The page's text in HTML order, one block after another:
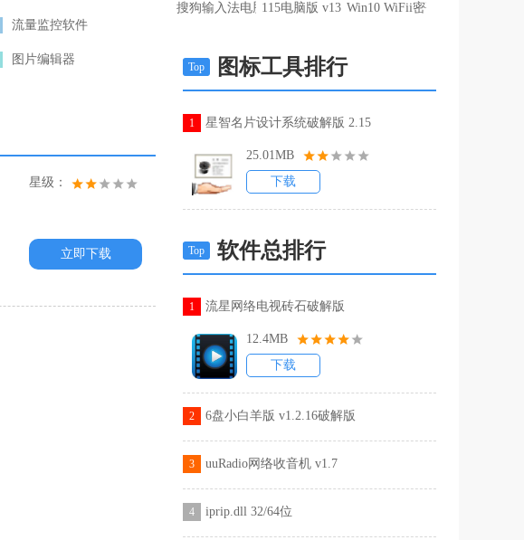
流量监控软件
图片编辑器
星级：
立即下载
搜狗输入法电脑去广告版 v9.7a无广告
115电脑版 v13.0.0.2官方版Win10 WiFii密码查询工具 V1.0
Top 图标工具排行
1 星智名片设计系统破解版 2.15
25.01MB
下载
Top 软件总排行
1 流星网络电视砖石破解版
12.4MB
下载
2 6盘小白羊版 v1.2.16破解版
3 uuRadio网络收音机 v1.7
4 iprip.dll 32/64位